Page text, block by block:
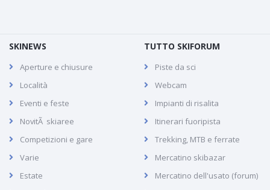
SKINEWS
Aperture e chiusure
Località
Eventi e feste
NovitÃ skiaree
Competizioni e gare
Varie
Estate
TUTTO SKIFORUM
Piste da sci
Webcam
Impianti di risalita
Itinerari fuoripista
Trekking, MTB e ferrate
Mercatino skibazar
Mercatino dell'usato (forum)